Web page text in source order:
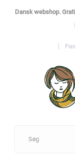
Dansk webshop.